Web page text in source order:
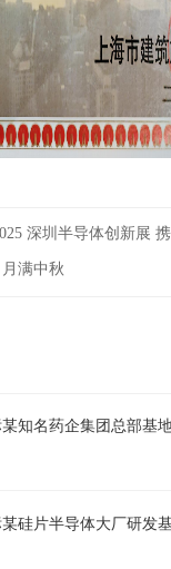
满中秋
知名药企集团总部基
硅片半导体大厂研发